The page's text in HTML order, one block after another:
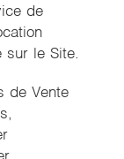
de
sur le Site.
de Vente